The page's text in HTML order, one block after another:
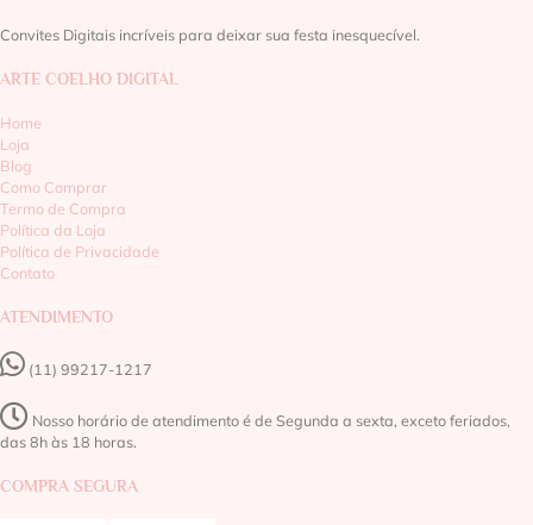
Convites Digitais incríveis para deixar sua festa inesquecível.
ARTE COELHO DIGITAL
Home
Loja
Blog
Como Comprar
Termo de Compra
Política da Loja
Política de Privacidade
Contato
ATENDIMENTO
(11) 99217-1217‬
Nosso horário de atendimento é de Segunda a sexta, exceto feriados,
das 8h às 18 horas.
COMPRA SEGURA